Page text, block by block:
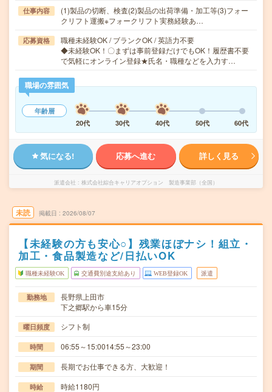
仕事内容
(1)製品の切断、検査(2)製品の出荷準備・加工等(3)フォー
クリフト運搬※フォークリフト実務経験あ…
応募資格
職種未経験OK / ブランクOK / 英語力不要
◆未経験OK！〇まずは事前登録だけでもOK！履歴書不要
で気軽にオンライン登録★氏名・職種などを入力す…
職場の雰囲気
年齢層
20代
30代 40代 50代 60代
気になる! 応募へ進む 詳しく見る
派遣会社 株式会社綜合キャリアオプション 製造事業部（全国）
未読 掲載日 2026/08/07
【未経験の方も安心○】残業ほぼナシ！組立・
加工・食品製造など/日払いOK
職種未経験OK 交通費別途支給あり WEB登録OK 派遣
勤務地
長野県上田市
下之郷駅から車15分
曜日頻度 シフト制
時間 06:55～15:0014:55～23:00
期間 長期でお仕事できる方、大歓迎！
時給 時給1180円